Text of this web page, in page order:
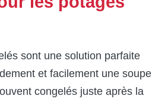
sont une solution parfaite
et facilement une soupe
congelés juste après la